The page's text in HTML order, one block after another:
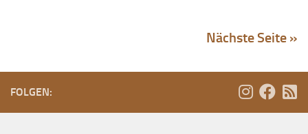
Nächste Seite »
FOLGEN: